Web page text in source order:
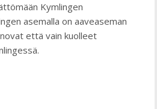
Kymlingen
asemalla on aaveaseman
että vain kuolleet